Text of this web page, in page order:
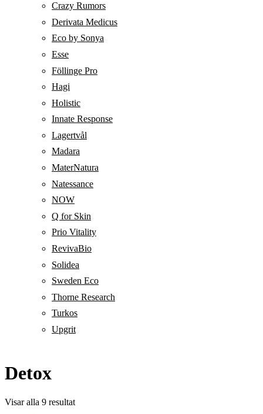
Crazy Rumors
Derivata Medicus
Eco by Sonya
Esse
Föllinge Pro
Hagi
Holistic
Innate Response
Lagertvål
Madara
MaterNatura
Natessance
NOW
Q for Skin
Prio Vitality
RevivaBio
Solidea
Sweden Eco
Thorne Research
Turkos
Upgrit
Detox
Visar alla 9 resultatSortera